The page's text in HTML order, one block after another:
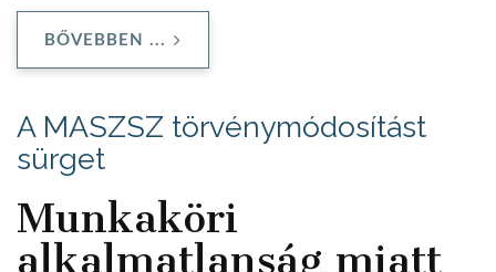
BŐVEBBEN ...
A MASZSZ törvénymódosítást
sürget
Munkaköri
alkalmatlanság miatt